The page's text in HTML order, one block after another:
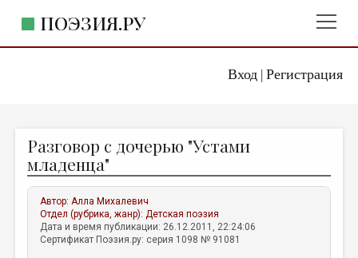
Вход| Регистрация
ПОЭЗИЯ.РУ
ЖАНРЫ
АВТОРЫ
КОММЕНТАРИИ
ЛИТСАЛОН
Разговор с дочерью "Устами
младенца"
Автор:Алла Михалевич
Отдел (рубрика, жанр):Детская поэзия
Дата и время публикации: 26.12.2011, 22:24:06
Сертификат Поэзия.ру: серия 1098 № 91081